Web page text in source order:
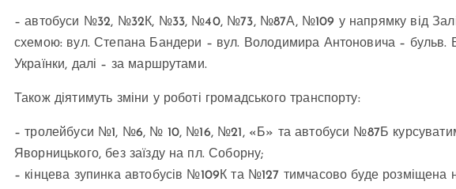
– автобуси №32, №32К, №33, №40, №73, №87А, №109 у напрямку від
схемою: вул. Степана Бандери – вул. Володимира Антоновича – бульв.
Українки, далі – за маршрутами.
Також діятимуть зміни у роботі громадського транспорту:
– тролейбуси №1, №6, № 10, №16, №21, «Б» та автобуси №87Б
Яворницького, без заїзду на пл. Соборну;
– кінцева зупинка автобусів №109К та №127 тимчасово буде